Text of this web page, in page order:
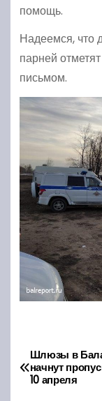
помощь.
Надеемся, что
парней
письмом.
Н
а
Шлюзы в
начнут
10 апреля